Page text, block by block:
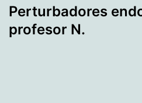
Perturbadores
profesor N.